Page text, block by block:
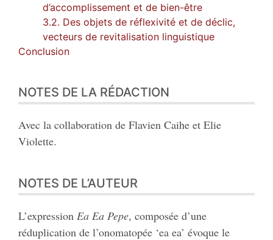
d’accomplissement et de bien-être
3.2. Des objets de réflexivité et de déclic,
vecteurs de revitalisation linguistique
Conclusion
NOTES DE LA RÉDACTION
Avec la collaboration de Flavien Caihe et Elie
Violette.
NOTES DE L’AUTEUR
L’expression Ea Ea Pepe, composée d’une
réduplication de l’onomatopée ‘ea ea’ évoque le